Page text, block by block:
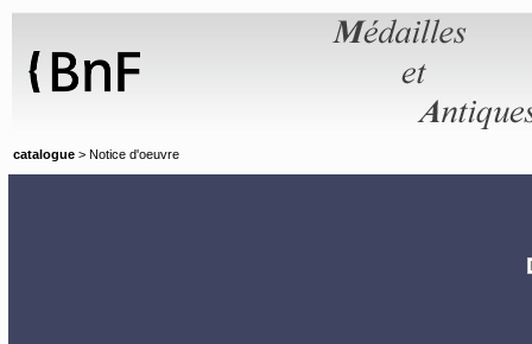
catalogue > Notice d'oeuvre